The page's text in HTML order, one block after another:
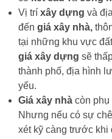
Vị trí xây dựng và
đến giá xây nhà,
tại những khu vực
giá xây dựng sẽ
thành phố, địa hình
yếu.
Giá xây nhà còn phụ
Nhưng nếu có sự
xét kỹ càng trước khi